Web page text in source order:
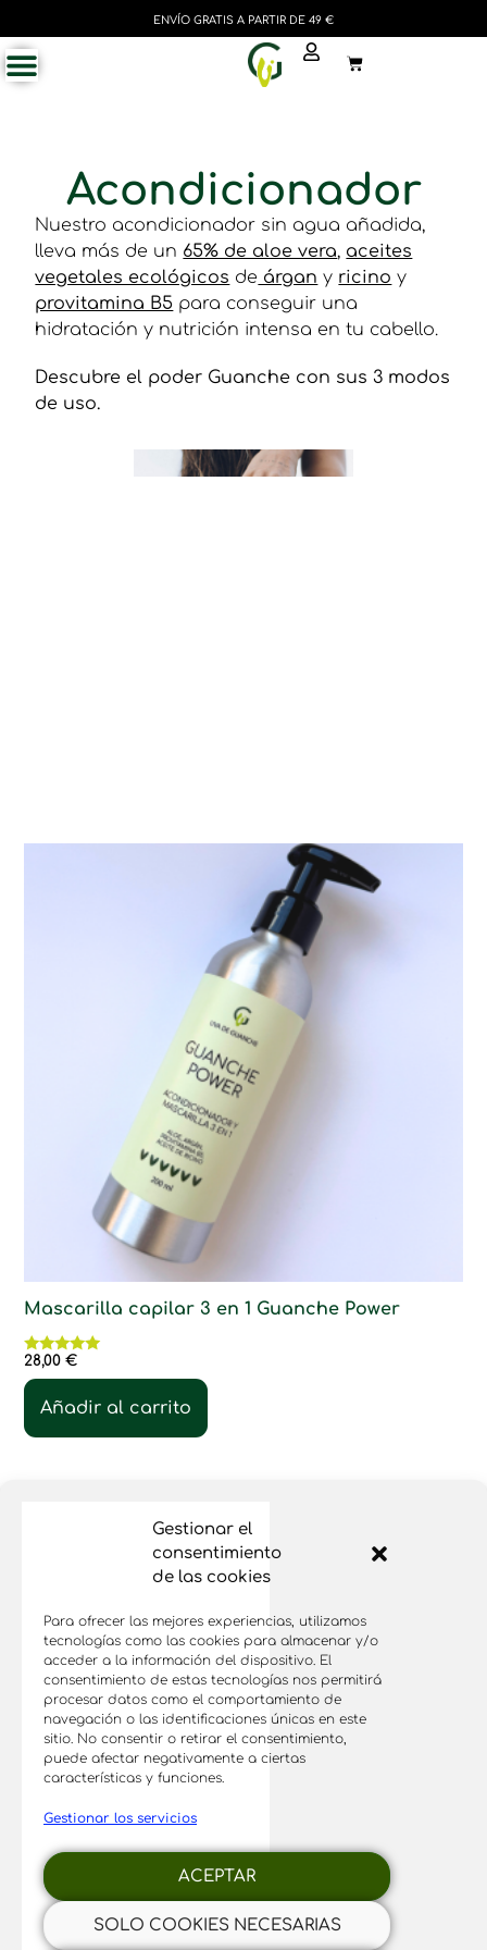
Gestionar el
consentimiento
de las cookies
Para ofrecer las mejores experiencias, utilizamos
tecnologías como las cookies para almacenar y/o
acceder a la información del dispositivo. El
consentimiento de estas tecnologías nos permitirá
procesar datos como el comportamiento de
navegación o las identificaciones únicas en este
sitio. No consentir o retirar el consentimiento,
puede afectar negativamente a ciertas
características y funciones.
Gestionar los servicios
ACEPTAR
SOLO COOKIES NECESARIAS
ENVÍO GRATIS A PARTIR DE 49 €
Acondicionador
Nuestro acondicionador sin agua añadida,
lleva más de un 65% de aloe vera, aceites
vegetales ecológicos de árgan y ricino y
provitamina B5 para conseguir una
hidratación y nutrición intensa en tu cabello.
Descubre el poder Guanche con sus 3 modos
de uso.
Mascarilla capilar 3 en 1 Guanche Power
Valorado
con
4.75
de 5
28,00€
Añadir al carrito
Productos
Condiciones de compra y envíos
Política de Cookies